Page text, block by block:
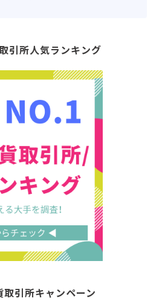
引所人気ランキング
取引所キャンペーン